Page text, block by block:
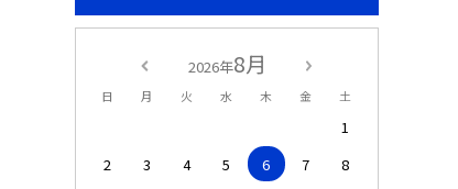
2026年8月
日 月 火 水 木 金 土
1
2
3 4 5 6 7
8